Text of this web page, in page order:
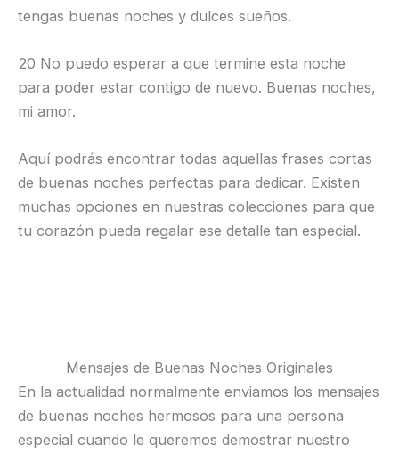
tengas buenas noches y dulces sueños.
20 No puedo esperar a que termine esta noche
para poder estar contigo de nuevo. Buenas noches,
mi amor.
Aquí podrás encontrar todas aquellas frases cortas
de buenas noches perfectas para dedicar. Existen
muchas opciones en nuestras colecciones para que
tu corazón pueda regalar ese detalle tan especial.
Mensajes de Buenas Noches Originales
En la actualidad normalmente enviamos los mensajes
de buenas noches hermosos para una persona
especial cuando le queremos demostrar nuestro